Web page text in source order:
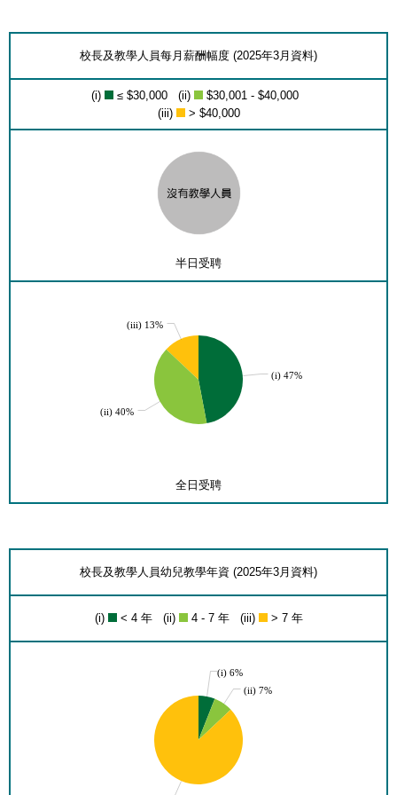
校長及教學人員每月薪酬幅度 (2025年3月資料)
(i) ≤ $30,000 (ii)
$30,001 - $40,000
(iii)
> $40,000
半日受聘
(iii) 13%
(i) 47%
(ii) 40%
全日受聘
校長及教學人員幼兒教學年資 (2025年3月資料)
(i) < 4 年 (ii) 4 - 7 年 (iii) > 7 年
(i) 6%
(ii) 7%